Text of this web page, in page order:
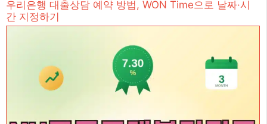
우리은행 대출상담 예약 방법, WON Time으로 날짜·시
간 지정하기